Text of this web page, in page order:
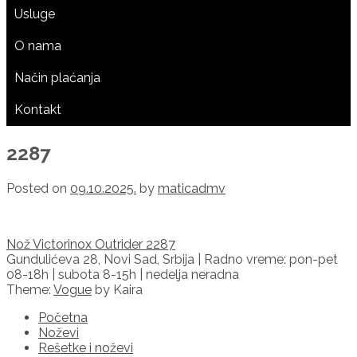
Usluge
O nama
Način plaćanja
Kontakt
2287
Posted on 09.10.2025. by maticadmv
Post
navigation
Nož Victorinox Outrider 2287
Gundulićeva 28, Novi Sad, Srbija | Radno vreme: pon-pet
08-18h | subota 8-15h | nedelja neradna
Theme: Vogue by Kaira
Početna
Noževi
Rešetke i noževi